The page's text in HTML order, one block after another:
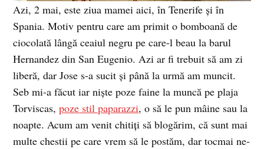
Azi, 2 mai, este ziua mamei aici, în Tenerife şi în
Spania. Motiv pentru care am primit o bomboană de
ciocolată lângă ceaiul negru pe care-l beau la barul
Hernandez din San Eugenio. Azi ar fi trebuit să am zi
liberă, dar Jose s-a sucit şi până la urmă am muncit.
Seb mi-a făcut iar nişte poze faine la muncă pe plaja
Torviscas,poze stil paparazzi, o să le pun mâine sau la
noapte. Acum am venit chitiţi să blogărim, că sunt mai
multe chestii pe care vrem să le postăm, dar tocmai ne-